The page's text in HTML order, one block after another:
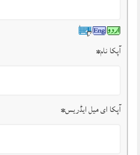
آپکا نام*
آپکا ای میل ایڈریس*